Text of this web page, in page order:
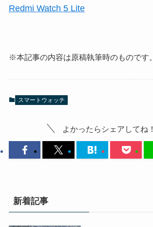
Redmi Watch 5 Lite
※本記事の内容は原稿執筆時のものです。
スマートウォッチ
よかったらシェアしてね！
新着記事